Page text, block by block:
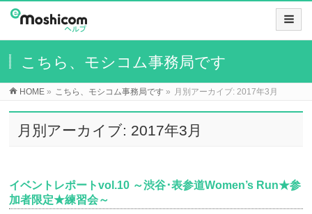
こちら、モシコム事務局です
HOME » こちら、モシコム事務局です » 月別アーカイブ: 2017年3月
月別アーカイブ: 2017年3月
イベントレポートvol.10 ～渋谷･表参道Women’s Run★参
加者限定★練習会～